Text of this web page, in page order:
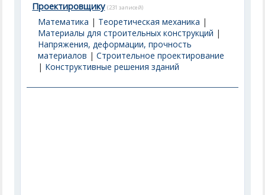
Проектировщику (231 записей)
Математика | Теоретическая механика |
Материалы для строительных конструкций |
Напряжения, деформации, прочность
материалов |Строительное проектирование
| Конструктивные решения зданий